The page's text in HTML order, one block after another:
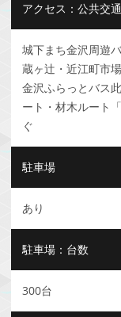
アクセス：公共交
城下まち金沢周遊
蔵ヶ辻・近江町市
金沢ふらっとバス
ート・材木ルート
ぐ
駐車場
あり
駐車場：台数
300台